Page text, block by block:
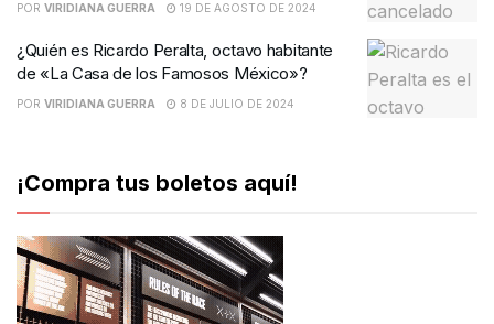
POR VIRIDIANA GUERRA 19 DE AGOSTO DE 2024
¿Quién es Ricardo Peralta, octavo habitante
de «La Casa de los Famosos México»?
POR VIRIDIANA GUERRA 8 DE JULIO DE 2024
¡Compra tus boletos aquí!